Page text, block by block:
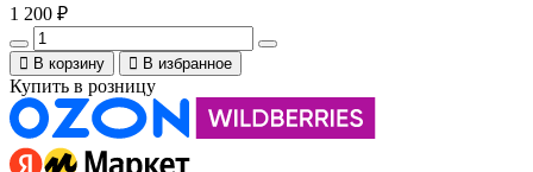
1 200 ₽
В корзину В избранное
Купить в розницу